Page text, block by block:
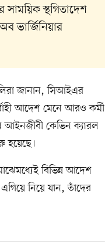
স্থগিতাদেশ
ভার্জিনিয়ার
জানান, সিআইএর
আদেশ মেনে আরও কর্মী
আইনজীবী কেভিন ক্যারল
হয়েছে।
বিভিন্ন আদেশ
নিয়ে যান, তাঁদের